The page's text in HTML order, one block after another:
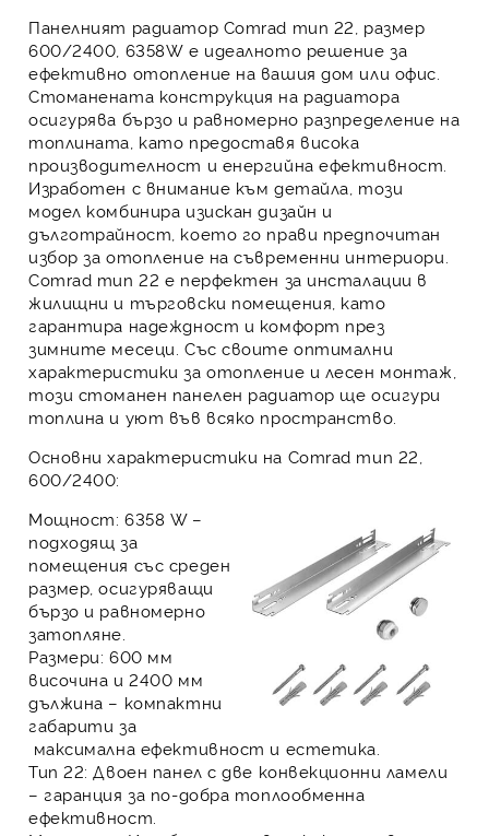
Панелният радиатор Comrad тип 22, размер
600/2400, 6358W е идеалното решение за
ефективно отопление на вашия дом или офис.
Стоманената конструкция на радиатора
осигурява бързо и равномерно разпределение на
топлината, като предоставя висока
производителност и енергийна ефективност.
Изработен с внимание към детайла, този
модел комбинира изискан дизайн и
дълготрайност, което го прави предпочитан
избор за отопление на съвременни интериори.
Comrad тип 22 е перфектен за инсталации в
жилищни и търговски помещения, като
гарантира надеждност и комфорт през
зимните месеци. Със своите оптимални
характеристики за отопление и лесен монтаж,
този стоманен панелен радиатор ще осигури
топлина и уют във всяко пространство.
Основни характеристики на Comrad тип 22,
600/2400:
Мощност: 6358 W –
подходящ за
помещения със среден
размер, осигуряващи
бързо и равномерно
затопляне.
Размери: 600 мм
височина и 2400 мм
дължина – компактни
габарити за
максимална ефективност и естетика.
Тип 22: Двоен панел с две конвекционни ламели
– гаранция за по-добра топлообменна
ефективност.